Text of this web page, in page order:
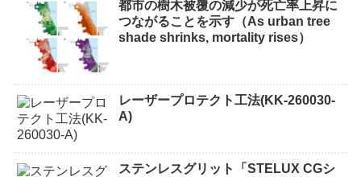
都市の樹木被覆の減少が死亡率上昇に
つながることを示す（As urban tree
shade shrinks, mortality rises）
レーザープロテクト⼯法(KK-260030-
A)
ステンレスグリット「STELUX CGシ